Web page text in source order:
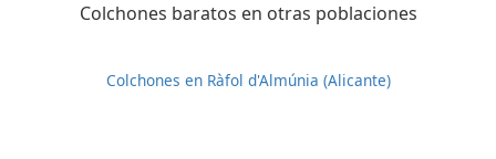
Colchones baratos en otras poblaciones
Colchones en Ràfol d'Almúnia (Alicante)